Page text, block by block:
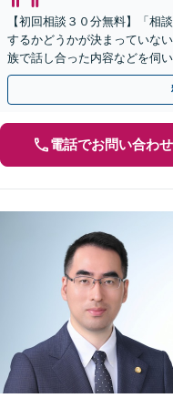
【初回相談３０分無料】「相
するかどうかが決まっていな
族で話し合った内容などを伺
貞慰謝料、財産分与、養育費
電話でお問い合わせ